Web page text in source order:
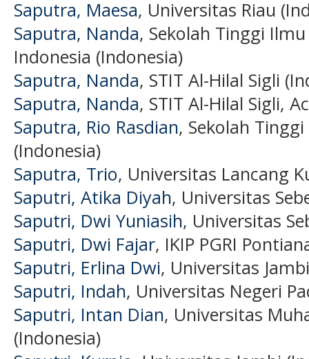
Saputra, Maesa, Universitas Riau
Saputra, Nanda, Sekolah Tinggi
Indonesia (Indonesia)
Saputra, Nanda, STIT Al-Hilal Sigli
Saputra, Nanda, STIT Al-Hilal Sigli,
Saputra, Rio Rasdian, Sekolah
(Indonesia)
Saputra, Trio, Universitas Lancang
Saputri, Atika Diyah, Universitas
Saputri, Dwi Yuniasih, Universitas
Saputri, Dwi Fajar, IKIP PGRI
Saputri, Erlina Dwi, Universitas
Saputri, Indah, Universitas Negeri
Saputri, Intan Dian, Universitas
(Indonesia)